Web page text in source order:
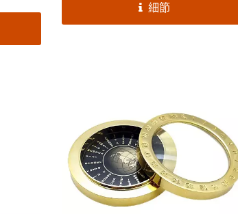
間閱
，使
能鎮紙用，同時又能是辦公桌上的精
緻裝飾品。俞泰光學文鎮放大鏡在美
細節